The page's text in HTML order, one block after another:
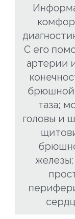
С его
артерии
брюшной
таза;
головы и